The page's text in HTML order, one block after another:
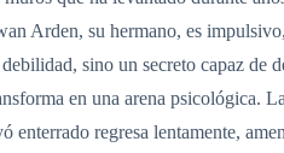
Arden, su hermano, es
sino un secreto capaz de
en una arena psicológica.
enterrado regresa lentamente,